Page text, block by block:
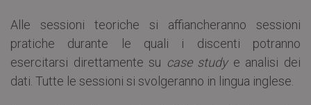
Alle sessioni teoriche si affiancheranno sessioni
pratiche durante le quali i discenti potranno
esercitarsi direttamente su case study e analisi dei
dati. Tutte le sessioni si svolgeranno in lingua inglese.